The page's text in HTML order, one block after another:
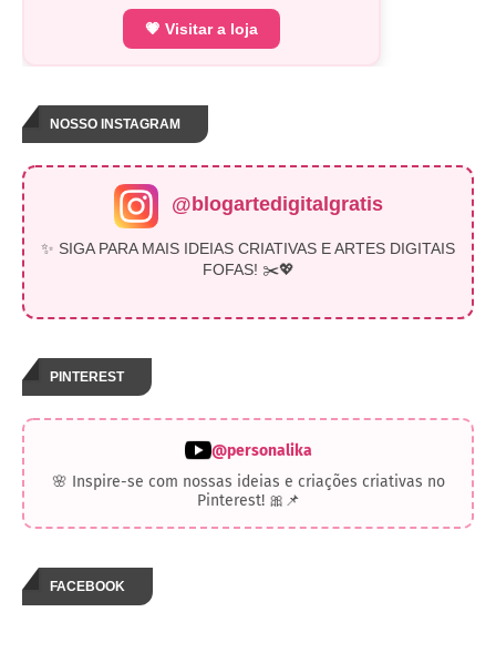
💗 Visitar a loja
NOSSO INSTAGRAM
@blogartedigitalgratis
✨ SIGA PARA MAIS IDEIAS CRIATIVAS E ARTES DIGITAIS
FOFAS! ✂️💖
PINTEREST
@personalika
🌸 Inspire-se com nossas ideias e criações criativas no
Pinterest! 🎀📌
FACEBOOK